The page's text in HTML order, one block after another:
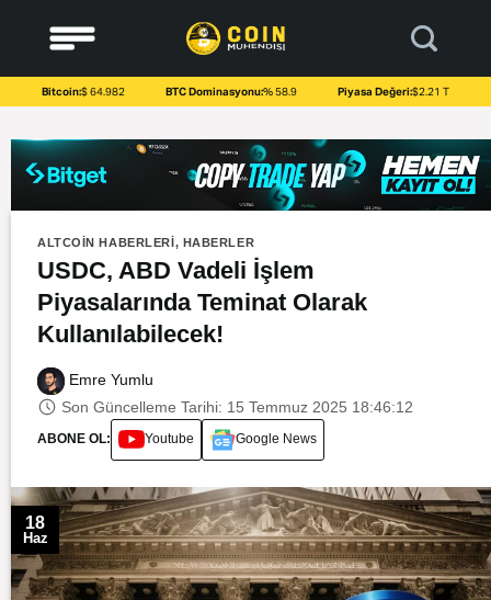
content
Bitcoin:$ 64.982 BTC Dominasyonu:% 58.9 Piyasa Değeri:$2.21 T
ALTCOIN HABERLERI, HABERLER
USDC, ABD Vadeli İşlem
Piyasalarında Teminat Olarak
Kullanılabilecek!
Emre Yumlu
Son Güncelleme Tarihi: 15 Temmuz 2025 18:46:12
ABONE OL: Youtube Google News
18
Haz